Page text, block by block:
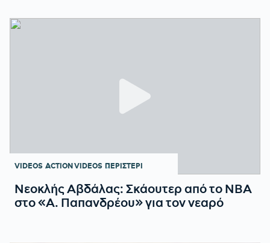
VIDEOS ACTION VIDEOS ΠΕΡΙΣΤΕΡΙ
Νεοκλής Αβδάλας: Σκάουτερ από το NBA
στο «Α. Παπανδρέου» για τον νεαρό